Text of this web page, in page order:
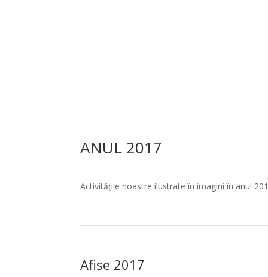
ANUL 2017
Activitățile noastre ilustrate în imagini în anul
Afise 2017